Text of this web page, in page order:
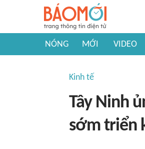
NÓNG MỚI VIDEO
Kinh tế
Tây Ninh
sớm triển